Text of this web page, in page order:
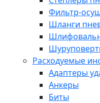
Фильтр-
Шланги
Расходуемые
Адаптеры
Анкеры
Биты